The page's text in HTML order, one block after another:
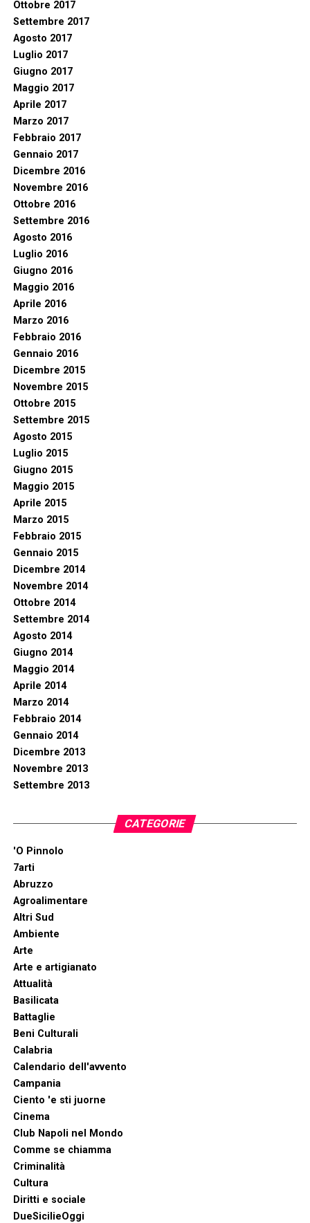
Ottobre 2017
Settembre 2017
Agosto 2017
Luglio 2017
Giugno 2017
Maggio 2017
Aprile 2017
Marzo 2017
Febbraio 2017
Gennaio 2017
Dicembre 2016
Novembre 2016
Ottobre 2016
Settembre 2016
Agosto 2016
Luglio 2016
Giugno 2016
Maggio 2016
Aprile 2016
Marzo 2016
Febbraio 2016
Gennaio 2016
Dicembre 2015
Novembre 2015
Ottobre 2015
Settembre 2015
Agosto 2015
Luglio 2015
Giugno 2015
Maggio 2015
Aprile 2015
Marzo 2015
Febbraio 2015
Gennaio 2015
Dicembre 2014
Novembre 2014
Ottobre 2014
Settembre 2014
Agosto 2014
Giugno 2014
Maggio 2014
Aprile 2014
Marzo 2014
Febbraio 2014
Gennaio 2014
Dicembre 2013
Novembre 2013
Settembre 2013
CATEGORIE
'O Pinnolo
7arti
Abruzzo
Agroalimentare
Altri Sud
Ambiente
Arte
Arte e artigianato
Attualità
Basilicata
Battaglie
Beni Culturali
Calabria
Calendario dell'avvento
Campania
Ciento 'e sti juorne
Cinema
Club Napoli nel Mondo
Comme se chiamma
Criminalità
Cultura
Diritti e sociale
DueSicilieOggi